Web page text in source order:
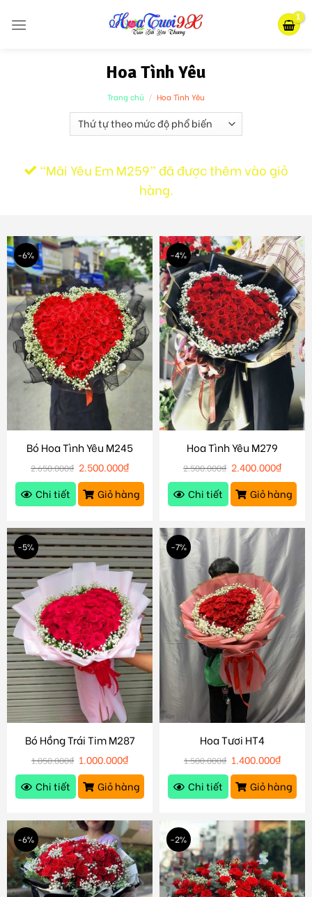
Hoa Tình Yêu
Trang chủ / Hoa Tình Yêu
“Mãi Yêu Em M259” đã được thêm vào giỏ
hàng.
-6%
Bó Hoa Tình Yêu M245
2.650.000₫ 2.500.000₫
Chi tiết
Giỏ hàng
-4%
Hoa Tình Yêu M279
2.500.000₫ 2.400.000₫
Chi tiết
Giỏ hàng
-5%
Bó Hồng Trái Tim M287
1.050.000₫ 1.000.000₫
Chi tiết
Giỏ hàng
-7%
Hoa Tươi HT4
1.500.000₫ 1.400.000₫
Chi tiết
Giỏ hàng
-6% -2%